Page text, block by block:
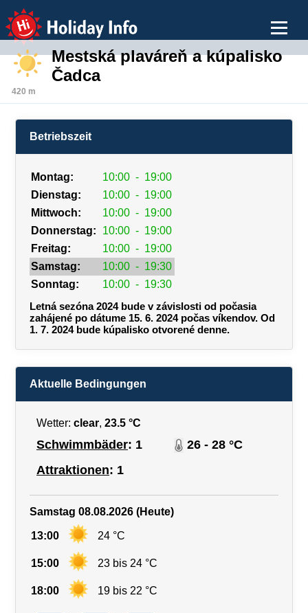
Holiday Info
Mestská plaváreň a kúpalisko
Čadca
420 m
Betriebszeit
Montag: 10:00 - 19:00
Dienstag:
10:00 - 19:00
Mittwoch:
10:00 - 19:00
Donnerstag:
10:00 - 19:00
Freitag:
10:00 - 19:00
Samstag:
10:00 - 19:30
Sonntag:
10:00 - 19:30
Letná sezóna 2024 bude v závislosti od počasia
zahájené po dátume 15. 6. 2024 počas víkendov. Od
1. 7. 2024 bude kúpalisko otvorené denne.
Aktuelle Bedingungen
Wetter: clear, 23.5 °C
Schwimmbäder: 1
26 - 28 °C
Attraktionen: 1
Samstag 08.08.2026 (Heute)
13:00 24 °C
15:00 23 bis 24 °C
18:00 19 bis 22 °C